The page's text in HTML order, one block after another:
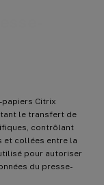
Citrix
le transfert de
contrôlant
et collées entre la
pour autoriser
du presse-